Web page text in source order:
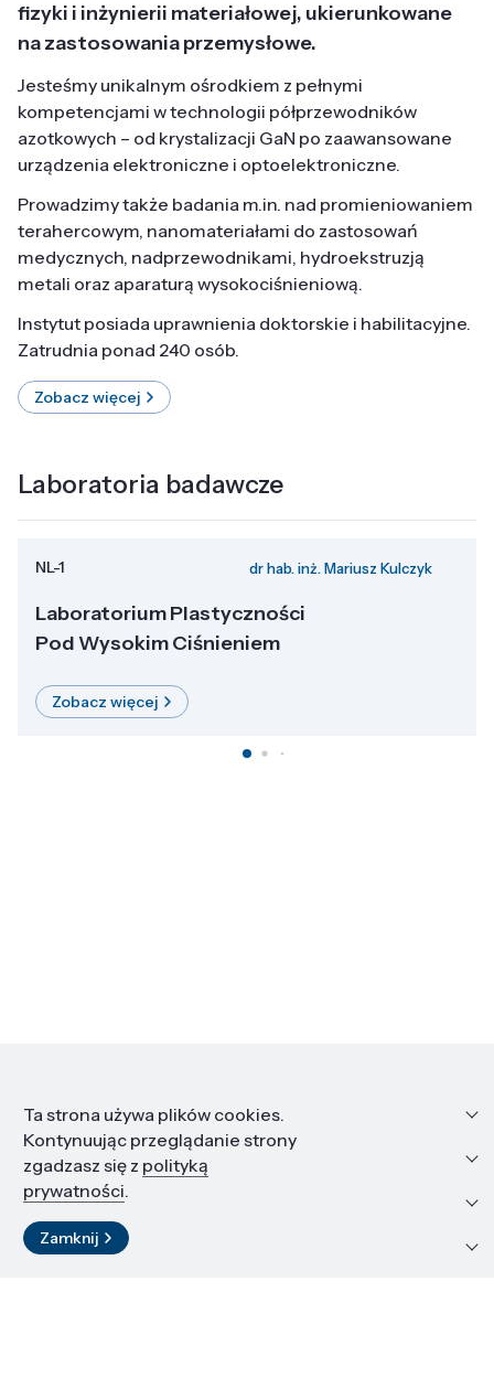
fizyki i inżynierii materiałowej, ukierunkowane
na zastosowania przemysłowe.
Jesteśmy unikalnym ośrodkiem z pełnymi
kompetencjami w technologii półprzewodników
azotkowych – od krystalizacji GaN po zaawansowane
urządzenia elektroniczne i optoelektroniczne.
Prowadzimy także badania m.in. nad promieniowaniem
terahercowym, nanomateriałami do zastosowań
medycznych, nadprzewodnikami, hydroekstruzją
metali oraz aparaturą wysokociśnieniową.
Instytut posiada uprawnienia doktorskie i habilitacyjne.
Zatrudnia ponad 240 osób.
Zobacz więcej
Laboratoria badawcze
NL-1 dr hab. inż. Mariusz Kulczyk
Laboratorium Plastyczności
Pod Wysokim Ciśnieniem
Zobacz więcej
Informacje
Edukacja i kariera
Zasoby i materiały
Kontakt
Ta strona używa plików cookies.
Kontynuując przeglądanie strony
zgadzasz się z polityką
prywatności.
Zamknij